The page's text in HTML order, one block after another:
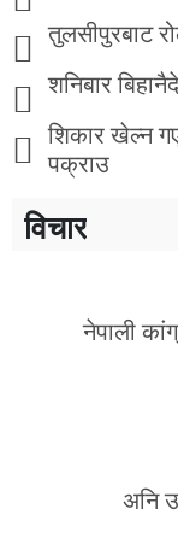
तुलसीपुरबाट
शनिबार
शिकार खेल्न
पक्राउ
विचार
नेपाली
अनि